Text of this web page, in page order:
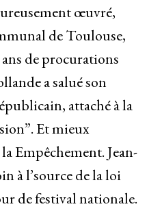
œuvré,
de Toulouse,
ans de procurations
a salué son
attaché à la
Et mieux
Empêchement. Jean-
à l’source de la loi
de festival nationale.